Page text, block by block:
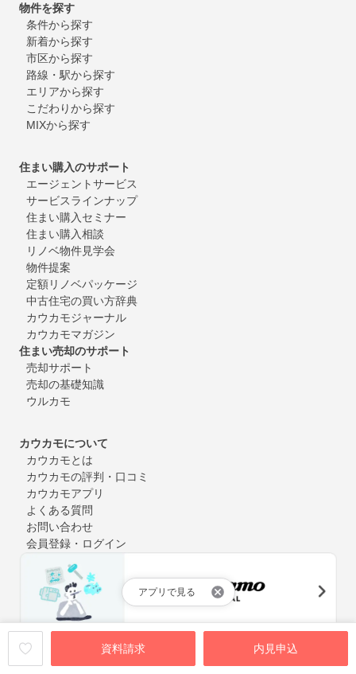
資料請求 内見申込
アプリで見る
物件を探す
条件から探す
新着から探す
市区から探す
路線・駅から探す
エリアから探す
こだわりから探す
MIXから探す
住まい購入のサポート
エージェントサービス
サービスラインナップ
住まい購入セミナー
住まい購入相談
リノベ物件見学会
物件提案
定額リノベパッケージ
中古住宅の買い方辞典
カウカモジャーナル
カウカモマガジン
住まい売却のサポート
売却サポート
売却の基礎知識
ウルカモ
カウカモについて
カウカモとは
カウカモの評判・口コミ
カウカモアプリ
よくある質問
お問い合わせ
会員登録・ログイン